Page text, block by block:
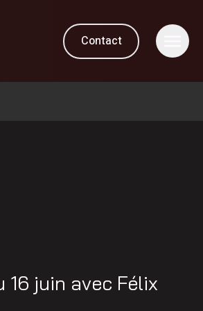
Contact
juin avec Félix